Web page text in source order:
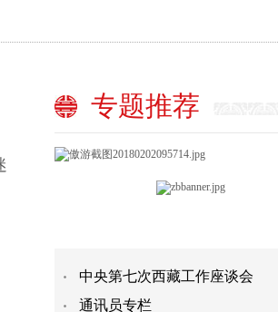
专题推荐
中央第七次西藏工作座谈会
通讯员专栏